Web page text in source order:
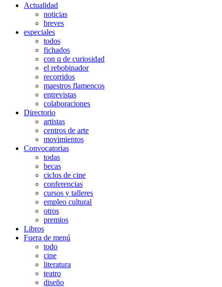
Actualidad
noticias
breves
especiales
todos
fichados
con q de curiosidad
el rebobinador
recorridos
maestros flamencos
entrevistas
colaboraciones
Directorio
artistas
centros de arte
movimientos
Convocatorias
todas
becas
ciclos de cine
conferencias
cursos y talleres
empleo cultural
otros
premios
Libros
Fuera de menú
todo
cine
literatura
teatro
diseño